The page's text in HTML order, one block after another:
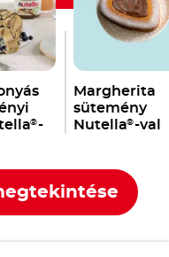
®-
Margherita
sütemény
Nutella®-val